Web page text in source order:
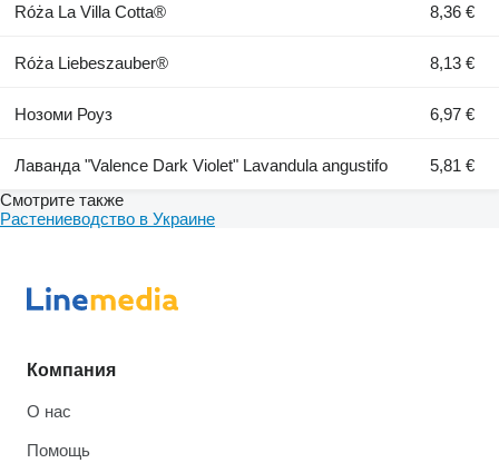
Róża La Villa Cotta® 8,36 €
Róża Liebeszauber® 8,13 €
Нозоми Роуз 6,97 €
Лаванда "Valence Dark Violet" Lavandula angustifo
5,81 €
Смотрите также
Растениеводство в Украине
Компания
О нас
Помощь